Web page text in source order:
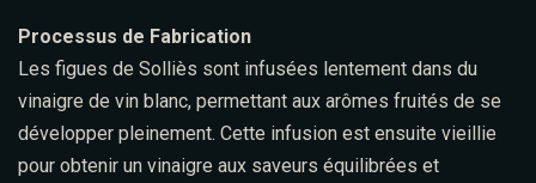
Processus de Fabrication
Les figues de Solliès sont infusées lentement dans du
vinaigre de vin blanc, permettant aux arômes fruités de se
développer pleinement. Cette infusion est ensuite vieillie
pour obtenir un vinaigre aux saveurs équilibrées et